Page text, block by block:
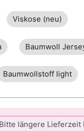
Viskose (neu)
Baumwoll
Baumwollstoff light
Bitte längere